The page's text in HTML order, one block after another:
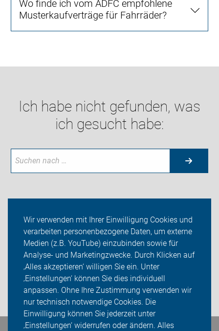
Wir verwenden mit Ihrer Einwilligung Cookies und
verarbeiten personenbezogene Daten, um externe
Medien (z.B. YouTube) einzubinden sowie für
Analyse- und Marketingzwecke. Durch Klicken auf
‚Alles akzeptieren‘ willigen Sie ein. Unter
‚Einstellungen‘ können Sie dies individuell
anpassen. Ohne Ihre Zustimmung verwenden wir
nur technisch notwendige Cookies. Die
Einwilligung können Sie jederzeit unter
‚Einstellungen‘ widerrufen oder ändern. Alles
Wo finde ich vom ADFC empfohlene
Musterkaufverträge für Fahrräder?
Ich habe nicht gefunden, was
ich gesucht habe:
ADFC Stahnsdorf
Sei dabei
Presse
Login